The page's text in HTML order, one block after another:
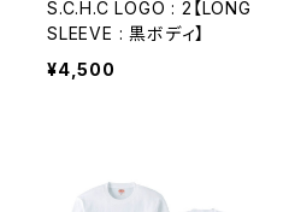
S.C.H.C LOGO : 2【LONG
SLEEVE : 黒ボディ】
¥4,500